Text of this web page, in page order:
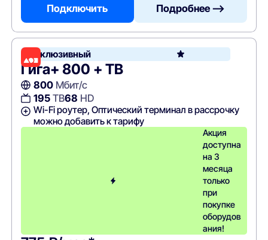
Подключить Подробнее —>
Эксклюзивный
Гига+ 800 + ТВ
800Мбит/с
195ТВ68 HD
Wi-Fi роутер, Оптический терминал в рассрочку
можно добавить к тарифу
Акция
доступна
на 3
месяца
только
при
покупке
оборудов
ания!